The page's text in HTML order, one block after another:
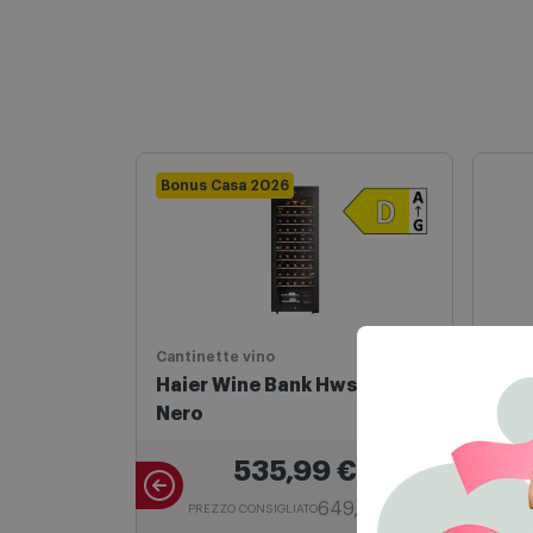
Bonus Casa 2026
Cantinette vino
Haier Wine Bank Hws58ggh1
535,99€